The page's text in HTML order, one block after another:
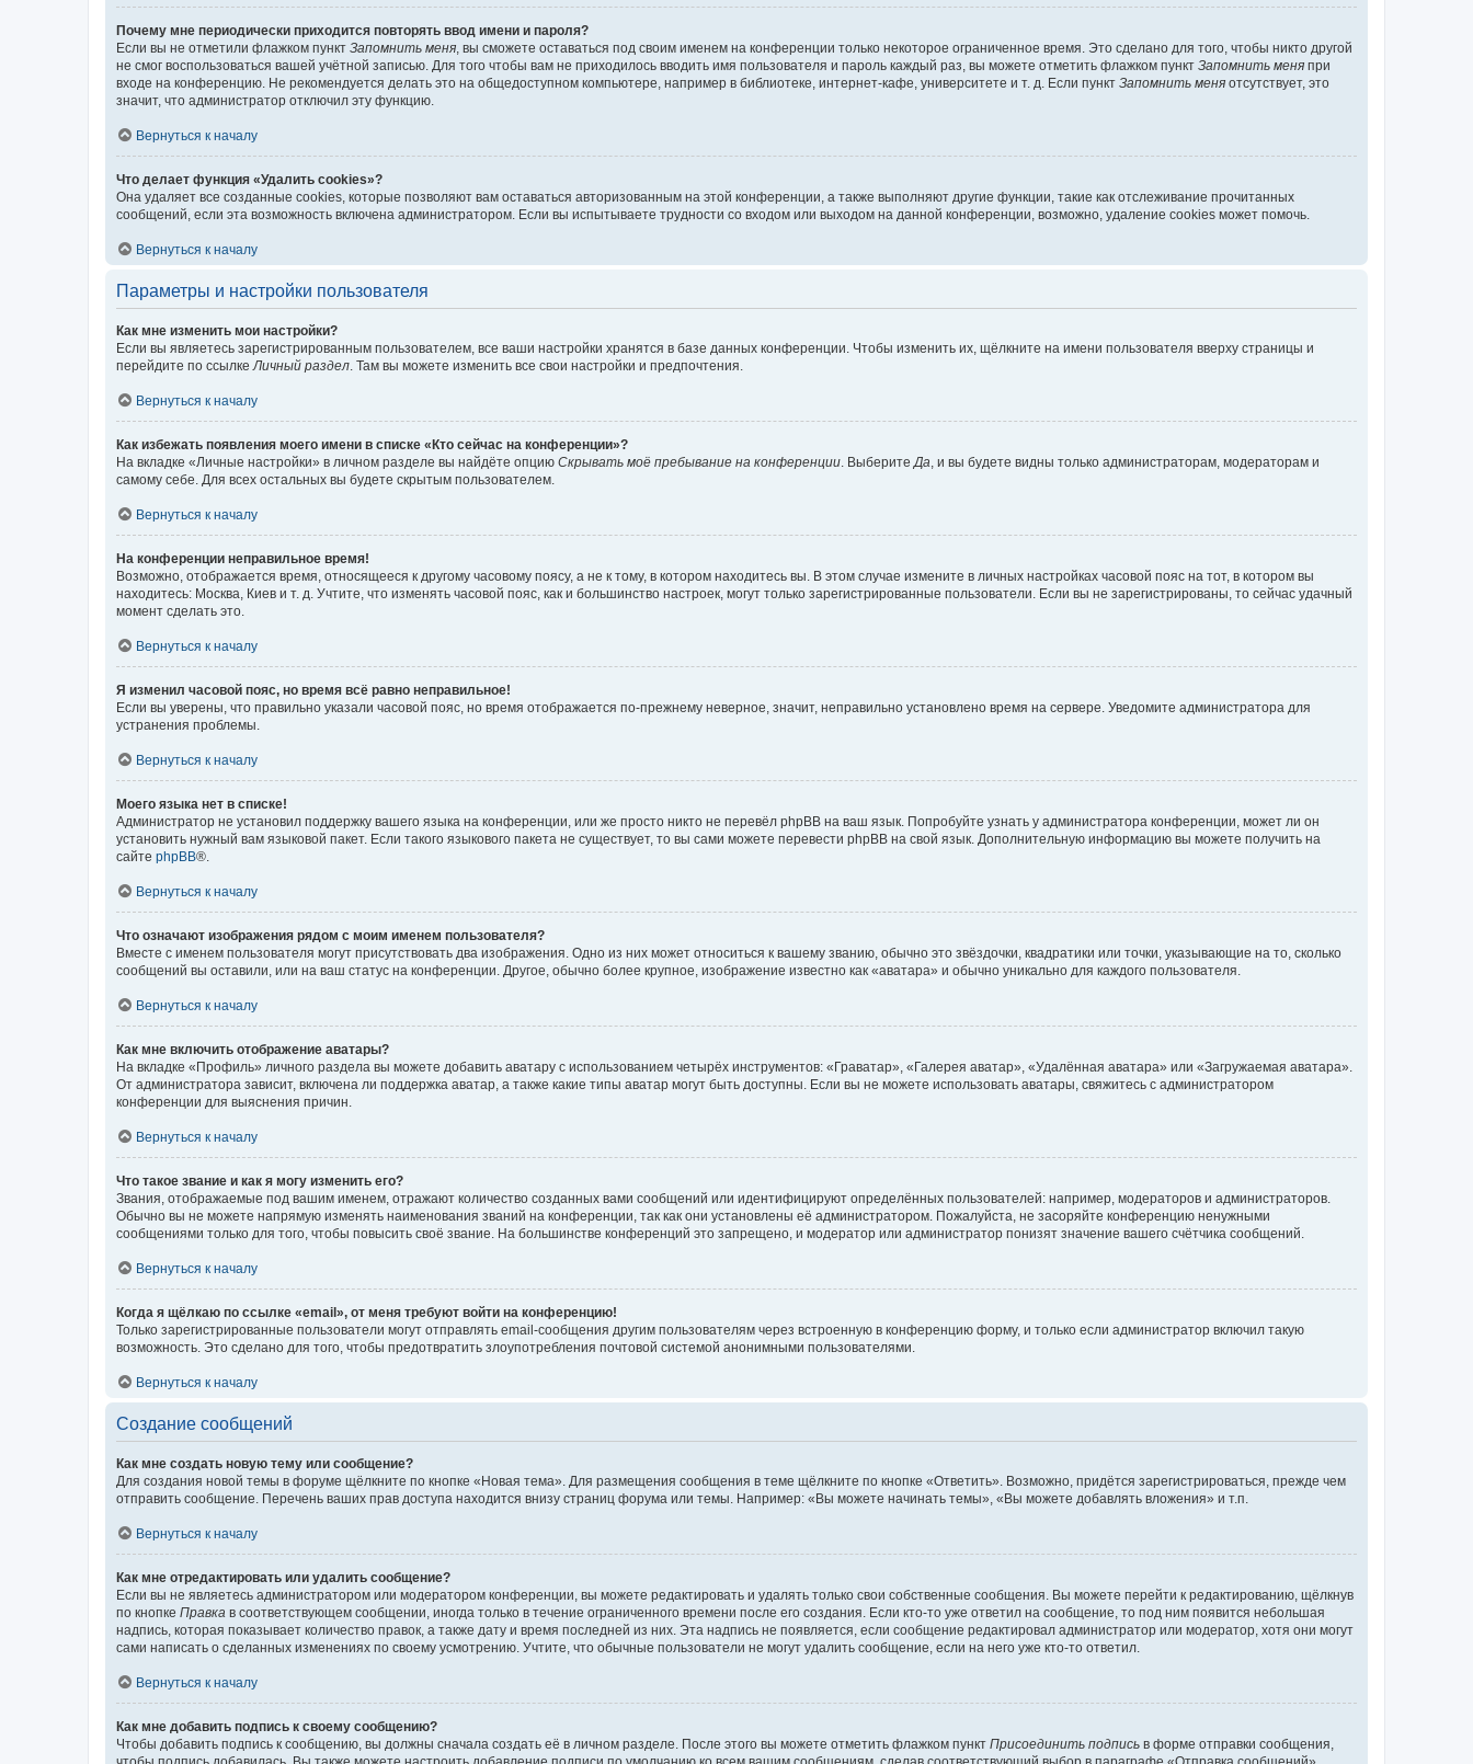
Почему мне периодически приходится повторять ввод имени и пароля?
Если вы не отметили флажком пункт Запомнить меня, вы сможете оставаться под своим именем на конференции только некоторое ограниченное время. Это сделано для того, чтобы никто другой
не смог воспользоваться вашей учётной записью. Для того чтобы вам не приходилось вводить имя пользователя и пароль каждый раз, вы можете отметить флажком пункт Запомнить меня при
входе на конференцию. Не рекомендуется делать это на общедоступном компьютере, например в библиотеке, интернет-кафе, университете и т. д. Если пункт Запомнить меня отсутствует, это
значит, что администратор отключил эту функцию.
Вернуться к началу
Что делает функция «Удалить cookies»?
Она удаляет все созданные cookies, которые позволяют вам оставаться авторизованным на этой конференции, а также выполняют другие функции, такие как отслеживание прочитанных
сообщений, если эта возможность включена администратором. Если вы испытываете трудности со входом или выходом на данной конференции, возможно, удаление cookies может помочь.
Вернуться к началу
Параметры и настройки пользователя
Как мне изменить мои настройки?
Если вы являетесь зарегистрированным пользователем, все ваши настройки хранятся в базе данных конференции. Чтобы изменить их, щёлкните на имени пользователя вверху страницы и
перейдите по ссылкеЛичный раздел. Там вы можете изменить все свои настройки и предпочтения.
Вернуться к началу
Как избежать появления моего имени в списке «Кто сейчас на конференции»?
На вкладке «Личные настройки» в личном разделе вы найдёте опцию Скрывать моё пребывание на конференции. ВыберитеДа, и вы будете видны только администраторам, модераторам и
самому себе. Для всех остальных вы будете скрытым пользователем.
Вернуться к началу
На конференции неправильное время!
Возможно, отображается время, относящееся к другому часовому поясу, а не к тому, в котором находитесь вы. В этом случае измените в личных настройках часовой пояс на тот, в котором вы
находитесь: Москва, Киев и т. д. Учтите, что изменять часовой пояс, как и большинство настроек, могут только зарегистрированные пользователи. Если вы не зарегистрированы, то сейчас удачный
момент сделать это.
Вернуться к началу
Я изменил часовой пояс, но время всё равно неправильное!
Если вы уверены, что правильно указали часовой пояс, но время отображается по-прежнему неверное, значит, неправильно установлено время на сервере. Уведомите администратора для
устранения проблемы.
Вернуться к началу
Моего языка нет в списке!
Администратор не установил поддержку вашего языка на конференции, или же просто никто не перевёл phpBB на ваш язык. Попробуйте узнать у администратора конференции, может ли он
установить нужный вам языковой пакет. Если такого языкового пакета не существует, то вы сами можете перевести phpBB на свой язык. Дополнительную информацию вы можете получить на
сайте phpBB®.
Вернуться к началу
Что означают изображения рядом с моим именем пользователя?
Вместе с именем пользователя могут присутствовать два изображения. Одно из них может относиться к вашему званию, обычно это звёздочки, квадратики или точки, указывающие на то, сколько
сообщений вы оставили, или на ваш статус на конференции. Другое, обычно более крупное, изображение известно как «аватара» и обычно уникально для каждого пользователя.
Вернуться к началу
Как мне включить отображение аватары?
На вкладке «Профиль» личного раздела вы можете добавить аватару с использованием четырёх инструментов: «Граватар», «Галерея аватар», «Удалённая аватара» или «Загружаемая аватара».
От администратора зависит, включена ли поддержка аватар, а также какие типы аватар могут быть доступны. Если вы не можете использовать аватары, свяжитесь с администратором
конференции для выяснения причин.
Вернуться к началу
Что такое звание и как я могу изменить его?
Звания, отображаемые под вашим именем, отражают количество созданных вами сообщений или идентифицируют определённых пользователей: например, модераторов и администраторов.
Обычно вы не можете напрямую изменять наименования званий на конференции, так как они установлены её администратором. Пожалуйста, не засоряйте конференцию ненужными
сообщениями только для того, чтобы повысить своё звание. На большинстве конференций это запрещено, и модератор или администратор понизят значение вашего счётчика сообщений.
Вернуться к началу
Когда я щёлкаю по ссылке «email», от меня требуют войти на конференцию!
Только зарегистрированные пользователи могут отправлять email-сообщения другим пользователям через встроенную в конференцию форму, и только если администратор включил такую
возможность. Это сделано для того, чтобы предотвратить злоупотребления почтовой системой анонимными пользователями.
Вернуться к началу
Создание сообщений
Как мне создать новую тему или сообщение?
Для создания новой темы в форуме щёлкните по кнопке «Новая тема». Для размещения сообщения в теме щёлкните по кнопке «Ответить». Возможно, придётся зарегистрироваться, прежде чем
отправить сообщение. Перечень ваших прав доступа находится внизу страниц форума или темы. Например: «Вы можете начинать темы», «Вы можете добавлять вложения» и т.п.
Вернуться к началу
Как мне отредактировать или удалить сообщение?
Если вы не являетесь администратором или модератором конференции, вы можете редактировать и удалять только свои собственные сообщения. Вы можете перейти к редактированию, щёлкнув
по кнопке Правка в соответствующем сообщении, иногда только в течение ограниченного времени после его создания. Если кто-то уже ответил на сообщение, то под ним появится небольшая
надпись, которая показывает количество правок, а также дату и время последней из них. Эта надпись не появляется, если сообщение редактировал администратор или модератор, хотя они могут
сами написать о сделанных изменениях по своему усмотрению. Учтите, что обычные пользователи не могут удалить сообщение, если на него уже кто-то ответил.
Вернуться к началу
Как мне добавить подпись к своему сообщению?
Чтобы добавить подпись к сообщению, вы должны сначала создать её в личном разделе. После этого вы можете отметить флажком пункт Присоединить подпись в форме отправки сообщения,